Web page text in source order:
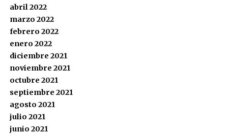
abril 2022
marzo 2022
febrero 2022
enero 2022
diciembre 2021
noviembre 2021
octubre 2021
septiembre 2021
agosto 2021
julio 2021
junio 2021